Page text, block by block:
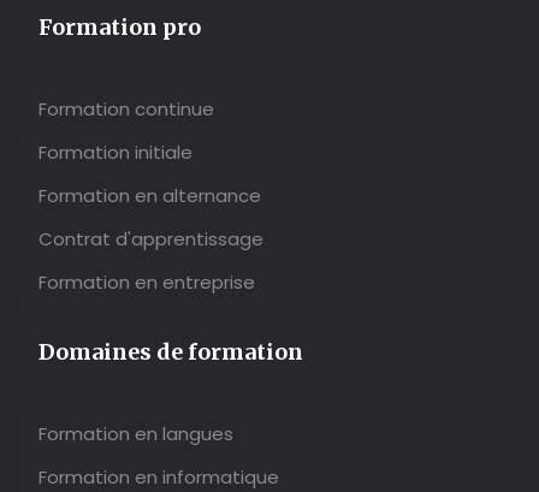
Formation pro
Formation continue
Formation initiale
Formation en alternance
Contrat d'apprentissage
Formation en entreprise
Domaines de formation
Formation en langues
Formation en informatique